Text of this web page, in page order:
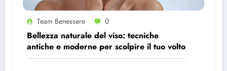
Team Benessere 0
Bellezza naturale del viso: tecniche
antiche e moderne per scolpire il tuo volto